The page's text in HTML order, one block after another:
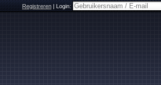
Registreren|Login: